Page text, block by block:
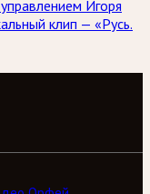
Игоря
клип — «Русь.